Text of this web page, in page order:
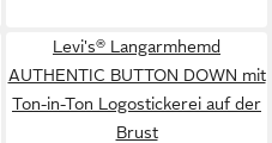
Levi's® Langarmhemd
AUTHENTIC BUTTON DOWN mit
Ton-in-Ton Logostickerei auf der
Brust